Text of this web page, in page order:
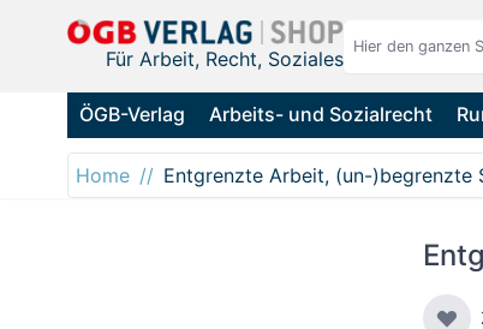
Direkt zum Inhalt
Für Arbeit, Recht, Soziales
ÖGB-Verlag Arbeits- und Sozialrecht
Home Entgrenzte Arbeit, (un-)begrenzte